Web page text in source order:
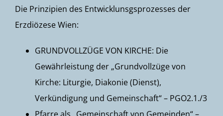
Die Prinzipien des Entwicklunsgsprozesses der
Erzdiözese Wien:
GRUNDVOLLZÜGE VON KIRCHE: Die
Gewährleistung der „Grundvollzüge von
Kirche: Liturgie, Diakonie (Dienst),
Verkündigung und Gemeinschaft“ – PGO2.1./3